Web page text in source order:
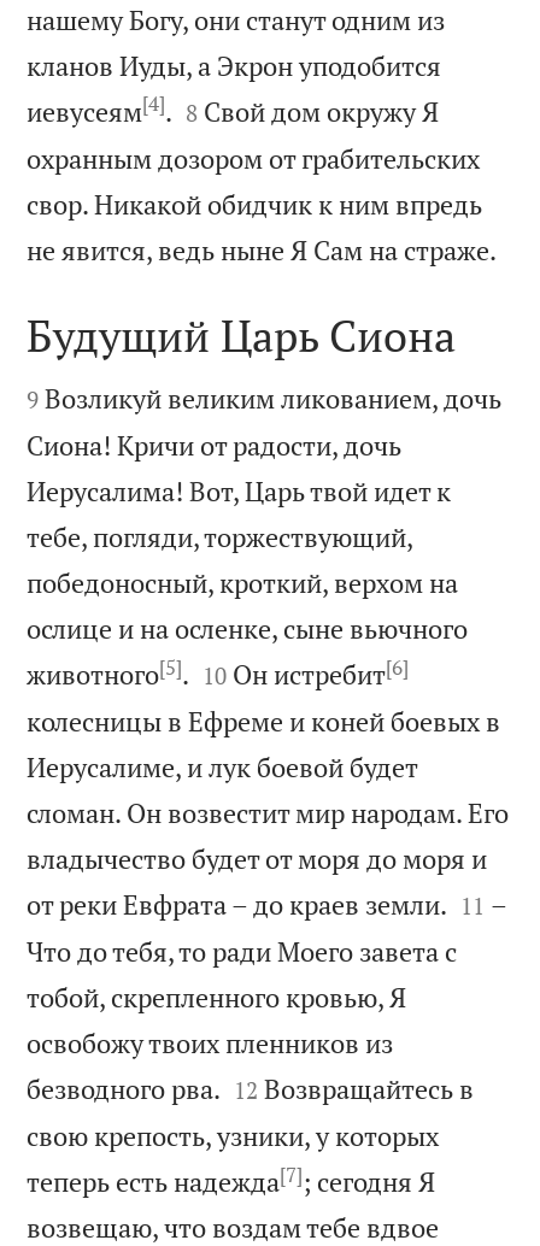
нашему Богу, они станут одним из
кланов Иуды, а Экрон уподобится
иевусеям[4]. 

8 Свой дом окружу Я
охранным дозором от грабительских
свор. Никакой обидчик к ним впредь
не явится, ведь ныне Я Сам на страже.

Будущий Царь Сиона

9 Возликуй великим ликованием, дочь
Сиона! Кричи от радости, дочь
Иерусалима! Вот, Царь твой идет к
тебе, погляди, торжествующий,
победоносный, кроткий, верхом на
ослице и на осленке, сыне вьючного
животного[5]. 

10 Он истребит[6]
колесницы в Ефреме и коней боевых в
Иерусалиме, и лук боевой будет
сломан. Он возвестит мир народам. Его
владычество будет от моря до моря и
от реки Евфрата – до краев земли. 

11 –
Что до тебя, то ради Моего завета с
тобой, скрепленного кровью, Я
освобожу твоих пленников из
безводного рва. 

12 Возвращайтесь в
свою крепость, узники, у которых
теперь есть надежда[7]; сегодня Я
возвещаю, что воздам тебе вдвое